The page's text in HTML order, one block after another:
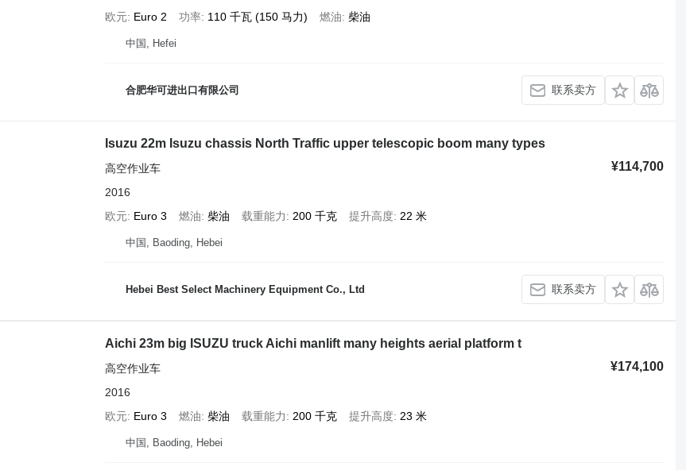
欧元 Euro 2 功率 110 千瓦 (150 马力) 燃油 柴油
中国, Hefei
合肥华可进出口有限公司 联系卖方
Isuzu 22m Isuzu chassis North Traffic upper telescopic boom many types
¥114,700
高空作业车
2016
欧元 Euro 3 燃油 柴油 载重能力 200 千克 提升高度 22 米
中国, Baoding, Hebei
Hebei Best Select Machinery Equipment Co., Ltd 联系卖方
Aichi 23m big ISUZU truck Aichi manlift many heights aerial platform t
¥174,100
高空作业车
2016
欧元 Euro 3 燃油 柴油 载重能力 200 千克 提升高度 23 米
中国, Baoding, Hebei